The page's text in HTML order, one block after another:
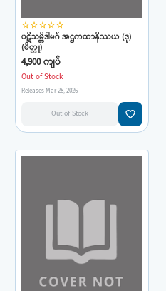
star_borderstar_borderstar_borderstar_borderstar_border
ပဋိသမ္ဘိဒါမဂ် အဌကထာနိဿယ (ဒု)
(မိတ္တူ)
4,900 ကျပ်
Out of Stock
Releases Mar 28, 2026
Out of Stock favorite_border